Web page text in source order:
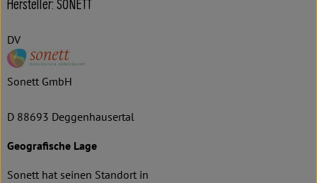
Hersteller: SONETT
DV
Sonett GmbH
D 88693 Deggenhausertal
Geografische Lage
Sonett hat seinen Standort in